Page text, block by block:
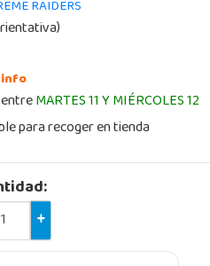
RAIDERS
MARTES 11 Y MIÉRCOLES 12
para recoger en tienda
+